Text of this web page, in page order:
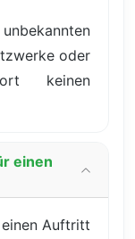
oder
keinen
einen
Auftritt